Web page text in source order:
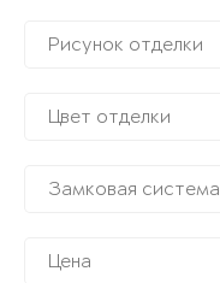
Рисунок отделки
Цвет отделки
Замковая система
Цена